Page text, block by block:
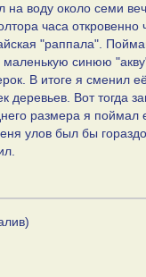
воду около семи
часа откровенно
"раппала".
синюю
В итоге я
деревьев. Вот тогда
размера я
улов был бы